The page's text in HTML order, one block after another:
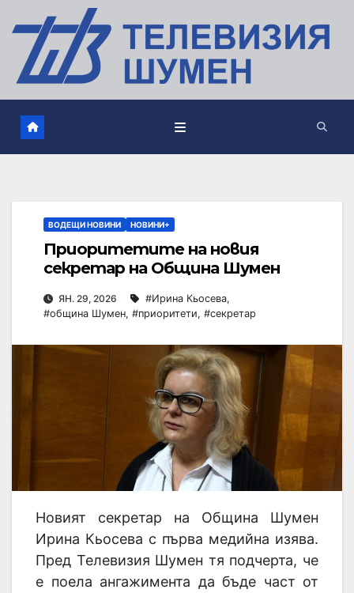
ВОДЕЩИ НОВИНИ НОВИНИ+
Приоритетите на новия
секретар на Община Шумен
ЯН. 29, 2026 #Ирина Кьосева,
#община Шумен, #приоритети, #секретар
Новият секретар на Община Шумен
Ирина Кьосева с първа медийна изява.
Пред Телевизия Шумен тя подчерта, че
е поела ангажимента да бъде част от